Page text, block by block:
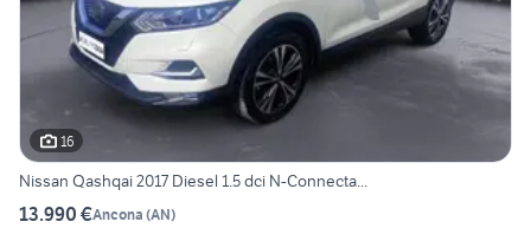
16
Nissan Qashqai 2017 Diesel 1.5 dci N-Connecta...
13.990 €Ancona (AN)